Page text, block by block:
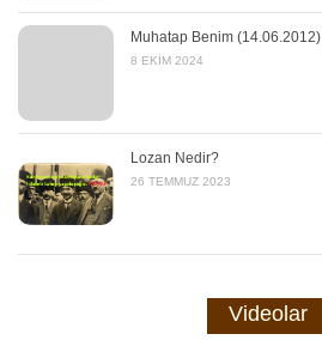
Muhatap Benim (14.06.2012)
8 EKIM 2024
Lozan Nedir?
26 TEMMUZ 2023
Videolar